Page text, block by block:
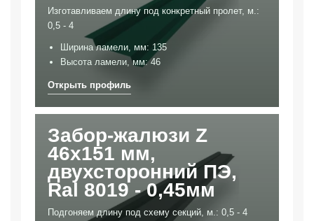
Изготавливаем длину под конкретный пролет, м.:
0,5 - 4
Ширина ламели, мм: 135
Высота ламели, мм: 46
Забор-жалюзи Z
46х151 мм,
двухсторонний ПЭ,
Ral 8019 - 0,45мм
Подгоняем длину под схему секций, м.: 0,5 - 4